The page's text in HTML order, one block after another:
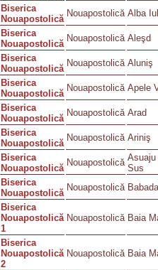
Biserica
Nouapostolică
Nouapostolică Alba
Biserica
Nouapostolică
Nouapostolică Aleşd
Biserica
Nouapostolică
Nouapostolică Aluniş
Biserica
Nouapostolică
Nouapostolică Apele
Biserica
Nouapostolică
Nouapostolică Arad
Biserica
Nouapostolică
Nouapostolică Ariniş
Biserica
Nouapostolică
Nouapostolică Asuaju
Sus
Biserica
Nouapostolică
Nouapostolică
Biserica
Nouapostolică
1
Nouapostolică Baia
Biserica
Nouapostolică
2
Nouapostolică Baia